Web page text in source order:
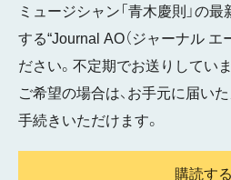
ミュージシャン「青木慶則」の
する“Journal AO（ジャーナル エ
ださい。不定期でお送りしてい
ご希望の場合は、お手元に届い
手続きいただけます。
購読する